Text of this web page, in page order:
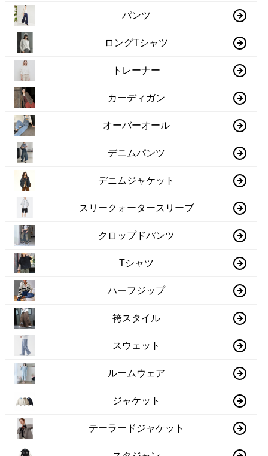
パンツ
ロングTシャツ
トレーナー
カーディガン
オーバーオール
デニムパンツ
デニムジャケット
スリークォータースリーブ
クロップドパンツ
Tシャツ
ハーフジップ
袴スタイル
スウェット
ルームウェア
ジャケット
テーラードジャケット